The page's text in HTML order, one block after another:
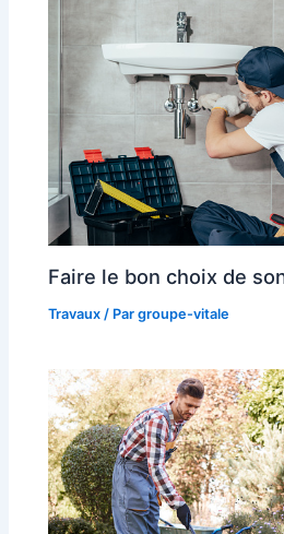
Faire le bon choix de
Travaux / Pargroupe-vitale